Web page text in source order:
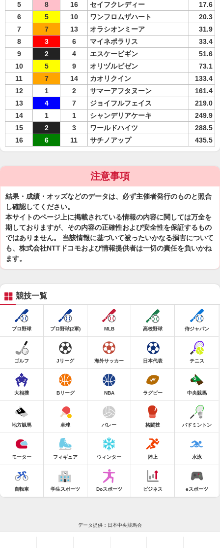
5
8 16 セイフクレディー
17.6
6
5 10 ワンフロムザハート
20.3
7
7 13 オラシオンミーア
31.9
8
3 6 マイネポラリス
33.4
9
2 4 エスケービギン
51.6
10
5 9 オリヅルビゼン
73.1
11
7 14 カオリクイン
133.4
12
1 2 サマーアフタヌーン
161.4
13
4 7 ジョイフルフェイス
219.0
14
1 1 シャンデリアケーキ
249.9
15
2 3 ワールドハイツ
288.5
16
6 11 サチノアップ 435.5
注意事項
結果・成績・オッズなどのデータは、必ず主催者発行のものと照合
し確認してください。
本サイトのページ上に掲載されている情報の内容に関しては万全を
期しておりますが、その内容の正確性および安全性を保証するもの
ではありません。 当該情報に基づいて被ったいかなる損害について
も、株式会社NTTドコモおよび情報提供者は一切の責任を負いかね
ます。
競技一覧
プロ野球 プロ野球(2軍) MLB 高校野球 侍ジャパン
ゴルフ Jリーグ 海外サッカー 日本代表 テニス
大相撲 Bリーグ NBA ラグビー 中央競馬
地方競馬 卓球 バレー 格闘技 バドミントン
モーター フィギュア ウィンター 陸上 水泳
自転車 学生スポーツ Doスポーツ ビジネス eスポーツ
データ提供：日本中央競馬会